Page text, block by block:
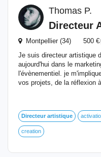
Thomas P.
Directeur
Montpellier (34) 500 €
Je suis directeur artistique
aujourd'hui dans le
l'évènementiel. je
vos projets, de la réflexion
Directeur artistique
creation